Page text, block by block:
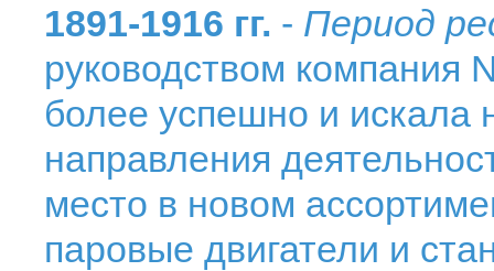
1891-1916 гг. - Период
руководством компания
более успешно и
направления
место в новом
паровые двигатели и